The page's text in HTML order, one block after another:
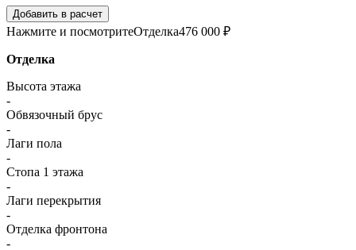
Добавить в расчет
Нажмите и посмотритеОтделка476 000 ₽
Отделка
Высота этажа
-
Обвязочный брус
-
Лаги пола
-
Стопа 1 этажа
-
Лаги перекрытия
-
Отделка фронтона
-